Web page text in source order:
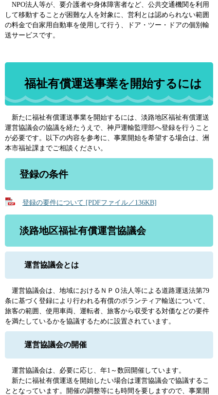
NPO法人等が、要介護者や身体障害者など、公共交通機関を利用
して移動することが困難な人を対象に、営利とは認められない範囲
の料金で自家用自動車を使用して行う、ドア・ツー・ドアの個別輸
送サービスです。
福祉有償運送事業を開始するには
新たに福祉有償運送事業を開始するには、淡路地区福祉有償運送
運営協議会の協議を経たうえで、神戸運輸監理部へ登録を行うこと
が必要です。以下の内容を参考に、事業開始を希望する場合は、洲
本市福祉課までご相談ください。
登録の条件
登録の要件について [PDFファイル／136KB]
淡路地区福祉有償運営協議会
運営協議会とは
運営協議会は、地域におけるＮＰＯ法人等による道路運送法第79
条に基づく登録により行われる有償のボランティア輸送について、
旅客の範囲、使用車両、運転者、旅客から収受する対価などの要件
を満たしているかを協議するために設置されています。
運営協議会の開催
運営協議会は、必要に応じ、年1～数回開催しています。
新たに福祉有償運送を開始したい場合は運営協議会で協議するこ
ととなっています。開催の調整等にも時間を要しますので、事業開